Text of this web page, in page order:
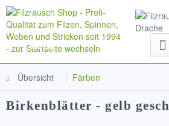
Menü
Übersicht Färben
Birkenblätter - gelb